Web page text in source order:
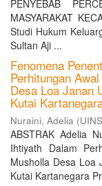
PENYEBAB
MASYARAKAT
Studi Hukum
Sultan Aji ...
Fenomena
Perhitungan
Desa Loa Janan
Kutai
Nuraini, Adelia (
ABSTRAK Adelia
Ihtiyath Dalam
Musholla Desa Loa
Kutai Kartanegara